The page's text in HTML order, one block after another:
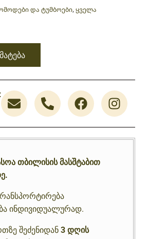
და ტუმბოები,ყველა
თბილისის მასშტაბით
ინდივიდუალურად.
შეძენიდან 3 დღის